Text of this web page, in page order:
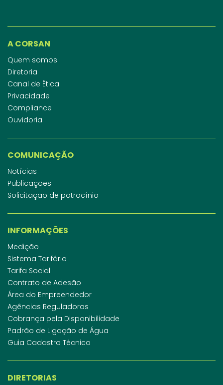
A CORSAN
Quem somos
Diretoria
Canal de Ética
Privacidade
Compliance
Ouvidoria
COMUNICAÇÃO
Notícias
Publicações
Solicitação de patrocínio
INFORMAÇÕES
Medição
Sistema Tarifário
Tarifa Social
Contrato de Adesão
Área do Empreendedor
Agências Reguladoras
Cobrança pela Disponibilidade
Padrão de Ligação de Água
Guia Cadastro Técnico
DIRETORIAS